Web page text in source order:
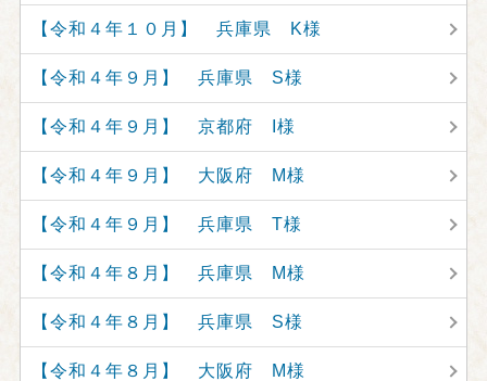
【令和４年１０月】 兵庫県 K様
【令和４年９月】 兵庫県 S様
【令和４年９月】 京都府 I様
【令和４年９月】 大阪府 M様
【令和４年９月】 兵庫県 T様
【令和４年８月】 兵庫県 M様
【令和４年８月】 兵庫県 S様
【令和４年８月】 大阪府 M様